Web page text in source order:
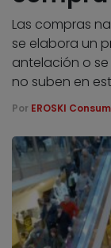
Las compras
se elabora un
antelación o
no suben en
Por EROSKI